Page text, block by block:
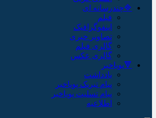
🔷چندرسانه ای
فیلم
اینفوگرافیک
تصاویر خبری
گالری فیلم
گالری عکس
🔻پویاخبر
یادداشت
پیام تبریک پویاخبر
پیام تسلیت پویاخبر
اطلاعیه